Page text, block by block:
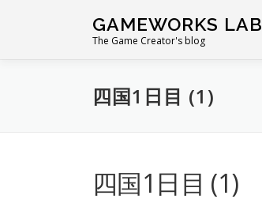
GAMEWORKS LAB
The Game Creator's blog
四国1日目 (1)
四国1日目 (1)